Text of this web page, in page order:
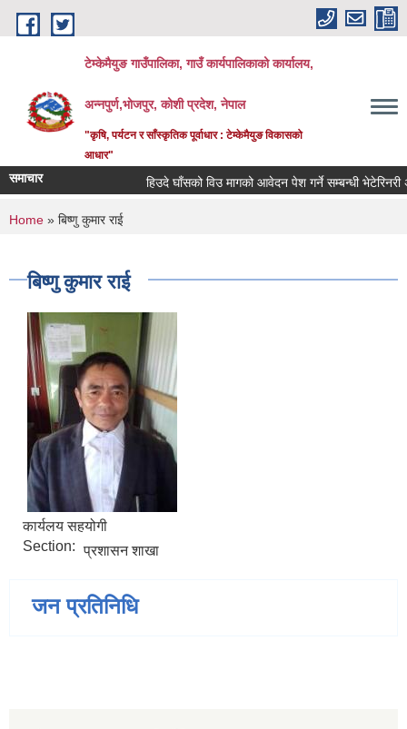
Skip to main content
टेम्केमैयुङ गाउँपालिका, गाउँ कार्यपालिकाको कार्यालय,
अन्नपुर्ण,भोजपुर, कोशी प्रदेश, नेपाल
"कृषि, पर्यटन र साँस्कृतिक पूर्वाधार : टेम्केमैयुङ विकासको
आधार"
समाचार हिउदे घाँसको विउ मागको आवेदन पेश गर्ने सम्बन्धी भेटेरिनरी
You are here
Home » बिष्णु कुमार राई
बिष्णु कुमार राई
कार्यलय सहयोगी
Section: प्रशासन शाखा
जन प्रतिनिधि